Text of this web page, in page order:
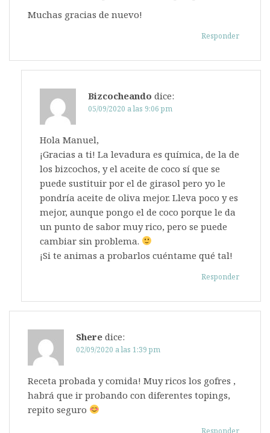
Muchas gracias de nuevo!
Responder
Bizcocheando dice:
05/09/2020 a las 9:06 pm
Hola Manuel,
¡Gracias a ti! La levadura es química, de la de
los bizcochos, y el aceite de coco sí que se
puede sustituir por el de girasol pero yo le
pondría aceite de oliva mejor. Lleva poco y es
mejor, aunque pongo el de coco porque le da
un punto de sabor muy rico, pero se puede
cambiar sin problema.
¡Si te animas a probarlos cuéntame qué tal!
Responder
Shere dice:
02/09/2020 a las 1:39 pm
Receta probada y comida! Muy ricos los gofres ,
habrá que ir probando con diferentes topings,
repito seguro
Responder